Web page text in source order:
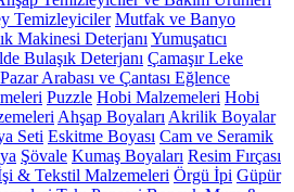
Temizleyiciler Mutfak ve Banyo
Makinesi Deterjanı Yumuşatıcı
Bulaşık Deterjanı Çamaşır Leke
Pazar Arabası ve Çantası Eğlence
Puzzle Hobi Malzemeleri Hobi
Ahşap Boyaları Akrilik Boyalar
Seti Eskitme Boyası Cam ve Seramik
Şövale Kumaş Boyaları Resim Fırçası
& Tekstil Malzemeleri Örgü İpi Güpür